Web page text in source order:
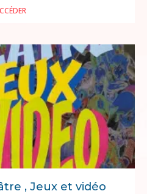
, Jeux et vidéo